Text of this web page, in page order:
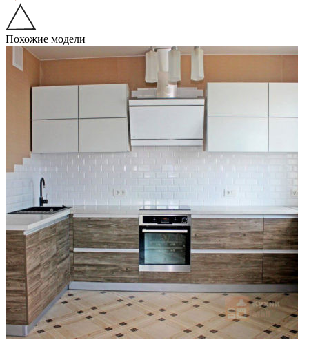
Похожие модели